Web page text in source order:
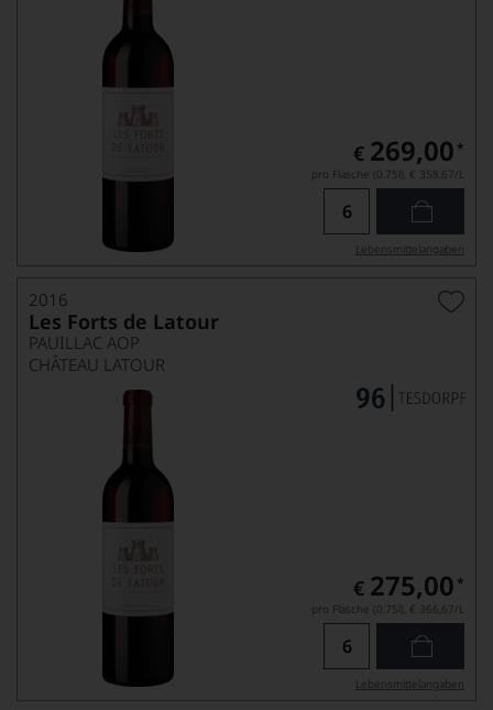
€ 269,00 *
pro Flasche (0.75l), € 358,67/L
Lebensmittel­angaben
2016
Les Forts de Latour
PAUILLAC AOP
CHÂTEAU LATOUR
€ 275,00 *
pro Flasche (0.75l), € 366,67/L
Lebensmittel­angaben